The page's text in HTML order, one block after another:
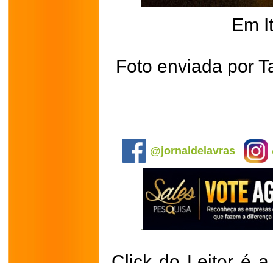
Em
Foto enviada por
@jornaldelavras